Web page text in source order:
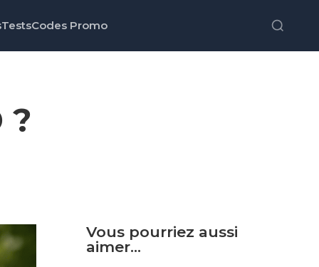
TestsCodes Promo
?
Vous pourriez aussi
aimer...